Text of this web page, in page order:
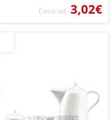
Cena od 3,02€